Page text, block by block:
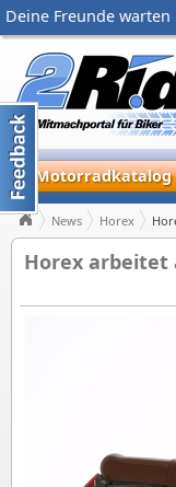
Deine Freunde
Motorradkatalog
News Horex
Horex arbeitet